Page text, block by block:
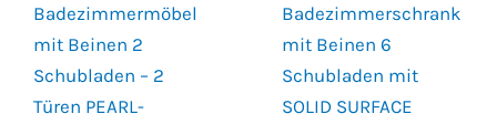
Badezimmermöbel
mit Beinen 2
Schubladen – 2
Türen PEARL-
Badezimmerschrank
mit Beinen 6
Schubladen mit
SOLID SURFACE